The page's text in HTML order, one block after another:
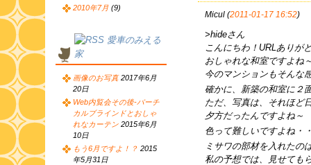
Micul (2011-01-17 16:52)
>hideさん
こんにちわ！URLありが
おしゃれな和室ですよね
今のマンションもそんな
確かに、新築の和室に２
ただ、写真は、それほど
夕方だったんですよね～
色って難しいですよね・
ミサワの部材を入れたの
私の予想では、見せても
2010年7月 (9)
愛車のみえる
家
画像のお写真 2017年6月
20日
Web内覧会その後-バーチ
カルブラインドとおしゃ
れなカーテン 2015年6月
10日
もう6月ですよ！？ 2015
年5月31日